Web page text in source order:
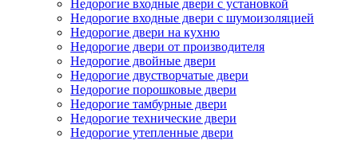
Недорогие входные двери с установкой
Недорогие входные двери с шумоизоляцией
Недорогие двери на кухню
Недорогие двери от производителя
Недорогие двойные двери
Недорогие двустворчатые двери
Недорогие порошковые двери
Недорогие тамбурные двери
Недорогие технические двери
Недорогие утепленные двери